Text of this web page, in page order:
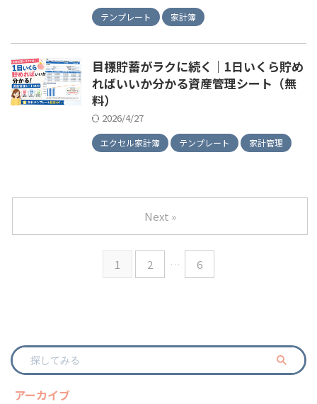
テンプレート 家計簿
目標貯蓄がラクに続く｜1日いくら貯め
ればいいか分かる資産管理シート（無
料）
2026/4/27
エクセル家計簿 テンプレート 家計管理
1 2 … 6
Next »
アーカイブ